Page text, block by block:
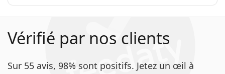
Vérifié par nos clients
Sur 55 avis, 98% sont positifs. Jetez un œil à